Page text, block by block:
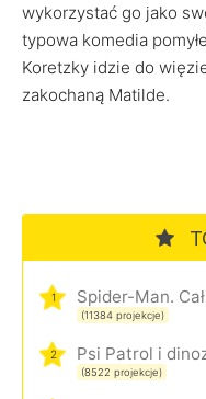
wykorzystać go jako
typowa komedia
Koretzky idzie do
zakochaną Matilde.
1
(11384 projekcje)
2 Psi Patrol i
(8522 projekcje)